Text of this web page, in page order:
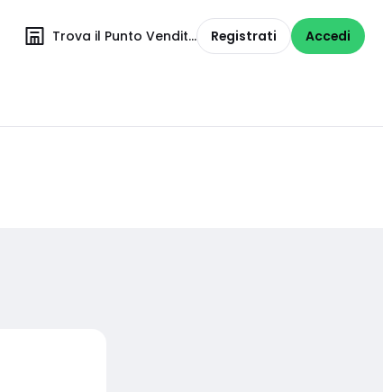
Trova il Punto Vendita Registrati Accedi